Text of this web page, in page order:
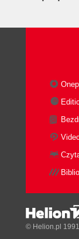
© Helion.pl